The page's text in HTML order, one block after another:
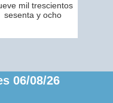
mil trescientos
sesenta y ocho
06/08/26